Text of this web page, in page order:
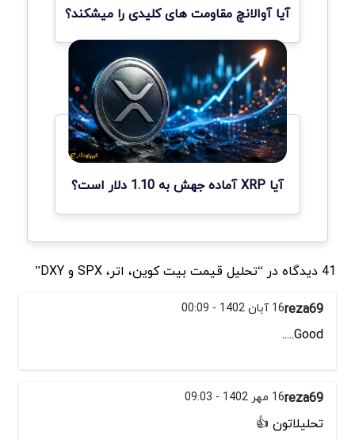
آیا آوالانچ مقاومت های کلیدی را میشکند؟
آیا XRP آماده جهش به 1.10 دلار است؟
41 دیدگاه در “تحلیل قیمت بیت کوین، اتر، SPX و DXY”
reza6916 آبان 1402 - 00:09
Good.....
reza6916 مهر 1402 - 09:03
تحلیلاتون 👍